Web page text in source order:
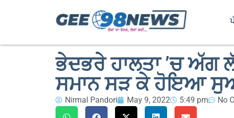
ਭੇਦਭਰੇ ਹਾਲਤਾ ’ਚ ਅੱਗ
ਸਮਾਨ ਸੜ ਕੇ ਹੋਇਆ
Nirmal Pandori May 9, 2022 5:49 pm No